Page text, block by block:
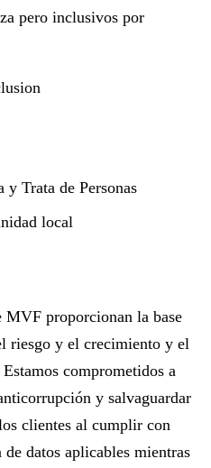
pero inclusivos por
Trata de Personas
local
MVF proporcionan la base
riesgo y el crecimiento y el
comprometidos a
y salvaguardar
clientes al cumplir con
datos aplicables mientras